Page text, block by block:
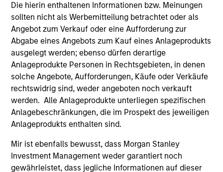
Die hierin enthaltenen Informationen bzw. Meinungen
sollten nicht als Werbemitteilung betrachtet oder als
Angebot zum Verkauf oder eine Aufforderung zur
Abgabe eines Angebots zum Kauf eines Anlageprodukts
ausgelegt werden; ebenso dürfen derartige
Anlageprodukte Personen in Rechtsgebieten, in denen
solche Angebote, Aufforderungen, Käufe oder Verkäufe
rechtswidrig sind, weder angeboten noch verkauft
werden. Alle Anlageprodukte unterliegen spezifischen
Anlagebeschränkungen, die im Prospekt des jeweiligen
Anlageprodukts enthalten sind.
Mir ist ebenfalls bewusst, dass Morgan Stanley
Investment Management weder garantiert noch
gewährleistet, dass jegliche Informationen auf dieser
erhältlich. Die Schweizer Vertretung ist Carnegie Fund
Services S.A., 11, rue du Général-Dufour, 1204 Genf,
Schweiz. Die Schweizer Zahlstelle ist Banque Cantonale
de Genève, 17, quai de l’Ile, 1204 Genf, Schweiz.
Beendet die Verwaltungsgesellschaft des entsprechenden
Fonds ihre Vereinbarung zur Vermarktung dieses Fonds in
einem Land des EWR, in dem dieser für den Verkauf
registriert ist, so geschieht dies in Übereinstimmung mit
den OGAW-Vorschriften.
Mit dem Fonds verbundene Begriffe und
Begriffsbestimmungen können Sie unserer Seite mit
demGlossarentnehmen.
Performanceangaben werden auf Basis der
Nettoinventarwerte (NAV) und abzüglich Gebühren
berechnet. Provisionen und Kosten, die bei der Ausgabe